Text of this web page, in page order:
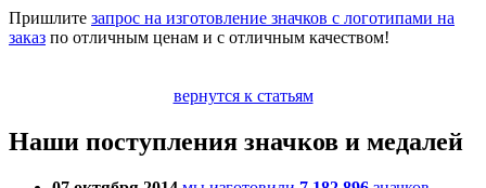
Пришлите запрос на изготовление значков с логотипами на
заказ по отличным ценам и с отличным качеством!
вернутся к статьям
Наши поступления значков и медалей